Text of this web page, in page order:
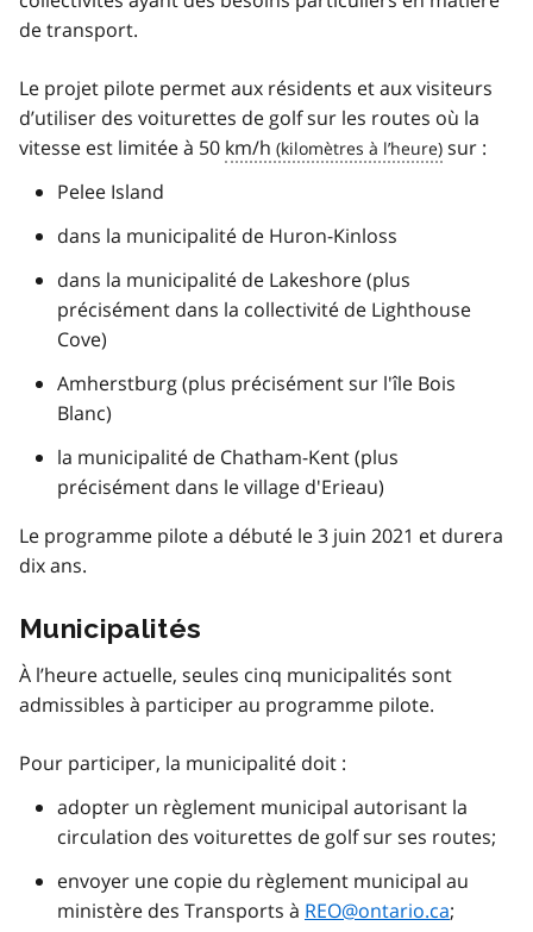
de transport.
Le projet pilote permet aux résidents et aux visiteurs
d’utiliser des voiturettes de golf sur les routes où la
vitesse est limitée à 50 km/h
sur :
Pelee Island
dans la municipalité de Huron-Kinloss
dans la municipalité de Lakeshore (plus
précisément dans la collectivité de Lighthouse
Cove)
Amherstburg (plus précisément sur l'île Bois
Blanc)
la municipalité de Chatham-Kent (plus
précisément dans le village d'Erieau)
Le programme pilote a débuté le 3 juin 2021 et durera
dix ans.
Municipalités
À l’heure actuelle, seules cinq municipalités sont
admissibles à participer au programme pilote.
Pour participer, la municipalité doit :
adopter un règlement municipal autorisant la
circulation des voiturettes de golf sur ses routes;
envoyer une copie du règlement municipal au
ministère des Transports à REO@ontario.ca;